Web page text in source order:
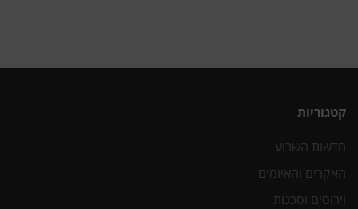
קטגוריות
חדשות השבוע
האקרים והאיומים
וירוסים וסכנות